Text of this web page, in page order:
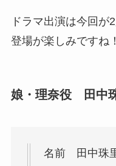
ドラマ出演は今回が
登場が楽しみですね！
娘・理奈役 田中
名前 田中珠